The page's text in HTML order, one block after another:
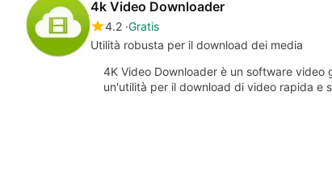
4k Video Downloader
4.2 Gratis
Utilità robusta per il download dei media
4K Video Downloader è un software
un'utilità per il download di video rapida e